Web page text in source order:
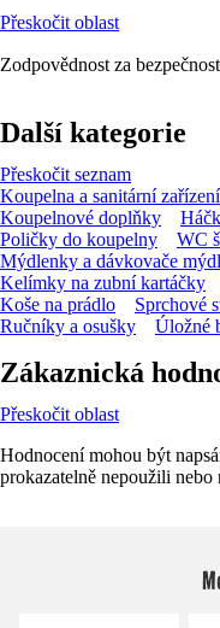
Přeskočit oblast
Zodpovědnost za
Další kategorie
Přeskočit seznam
Koupelna a sanitární zařízení
Koupelnové doplňky
Poličky do koupelny
WC
Mýdlenky a dávkovače
Kelímky na zubní kartáčky
Koše na prádlo
Sprchové
Ručníky a osušky
Úložné
Zákaznická
Přeskočit oblast
Hodnocení mohou být
prokazatelně nepoužili nebo